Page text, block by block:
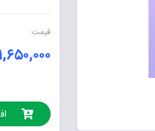
قیمت: